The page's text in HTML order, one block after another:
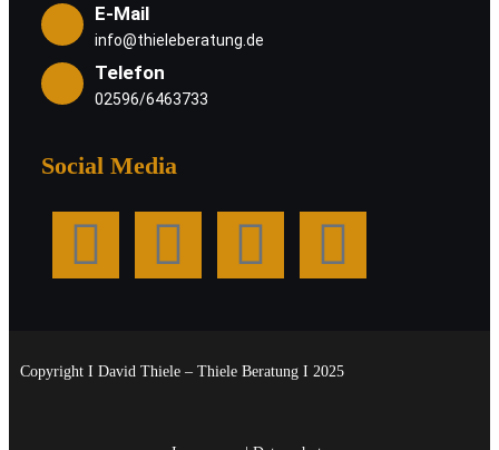
E-Mail
info@thieleberatung.de
Telefon
02596/6463733
Social Media
Copyright I David Thiele – Thiele Beratung I 2025